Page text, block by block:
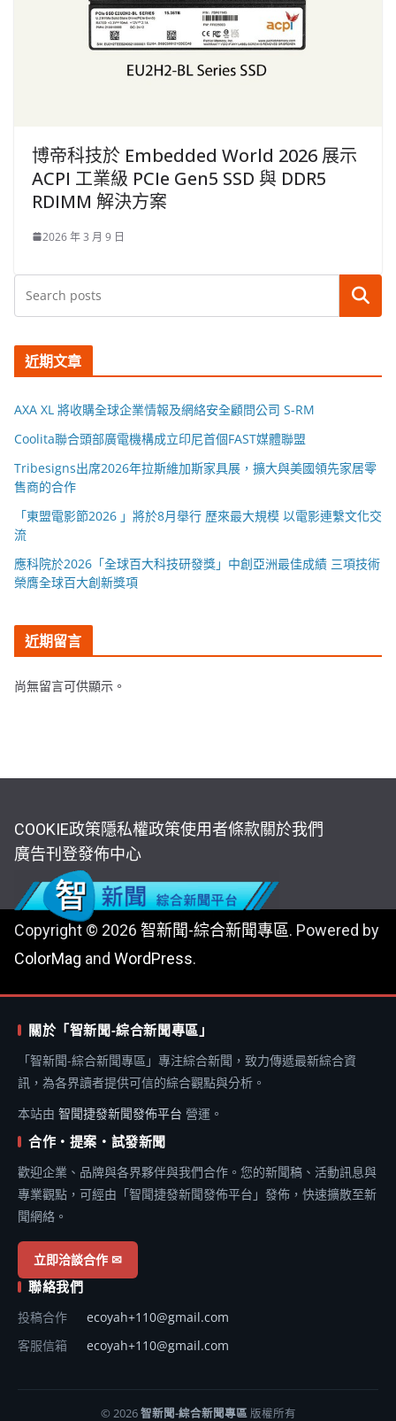
博帝科技於 Embedded World 2026 展示
ACPI 工業級 PCIe Gen5 SSD 與 DDR5
RDIMM 解決方案
2026 年 3 月 9 日
搜尋
近期文章
AXA XL 將收購全球企業情報及網絡安全顧問公司 S-RM
Coolita聯合頭部廣電機構成立印尼首個FAST媒體聯盟
Tribesigns出席2026年拉斯維加斯家具展，擴大與美國領先家居零
售商的合作
「東盟電影節2026 」將於8月舉行 歷來最大規模 以電影連繫文化交
流
應科院於2026「全球百大科技研發獎」中創亞洲最佳成績 三項技術
榮膺全球百大創新獎項
近期留言
尚無留言可供顯示。
COOKIE政策隱私權政策使用者條款關於我們
廣告刊登發佈中心
Copyright © 2026 智新聞-綜合新聞專區. Powered by
ColorMag and WordPress.
關於「智新聞-綜合新聞專區」
「智新聞-綜合新聞專區」專注綜合新聞，致力傳遞最新綜合資
訊，為各界讀者提供可信的綜合觀點與分析。
本站由 智聞捷發新聞發佈平台 營運。
合作・提案・試發新聞
歡迎企業、品牌與各界夥伴與我們合作。您的新聞稿、活動訊息與
專業觀點，可經由「智聞捷發新聞發佈平台」發佈，快速擴散至新
聞網絡。
立即洽談合作 ✉
聯絡我們
投稿合作
ecoyah+110@gmail.com
客服信箱
ecoyah+110@gmail.com
© 2026智新聞-綜合新聞專區版權所有